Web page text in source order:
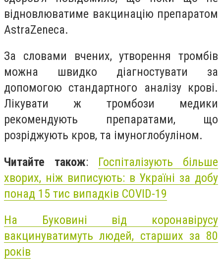
відновлюватиме вакцинацію препаратом
AstraZeneca.
За словами вчених, утворення тромбів
можна швидко діагностувати за
допомогою стандартного аналізу крові.
Лікувати ж тромбози медики
рекомендують препаратами, що
розріджують кров, та імуноглобуліном.
Читайте також: Госпіталізують більше
хворих, ніж виписують: в Україні за добу
понад 15 тис випадків COVID-19
На Буковині від коронавірусу
вакцинуватимуть людей, старших за 80
років